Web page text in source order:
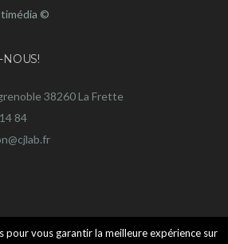
©
NOUS!
38260 La Frette
84
Electrochimie
pour vous garantir la meilleure expérience sur